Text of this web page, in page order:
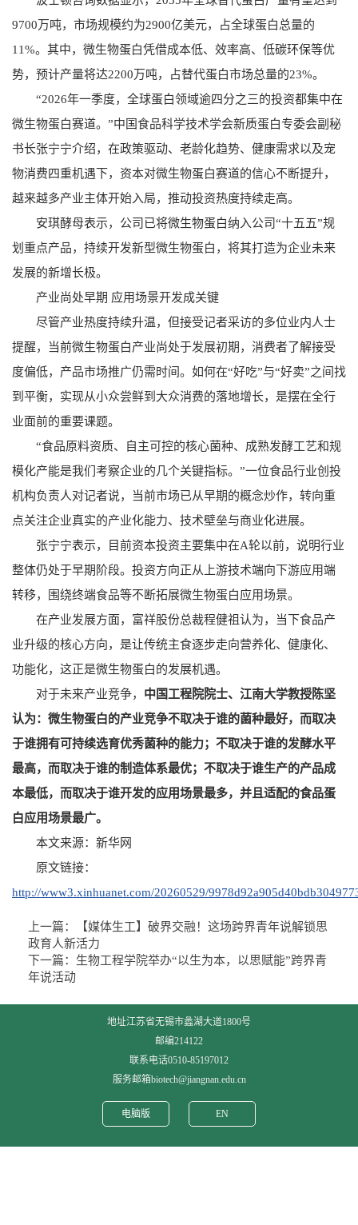
9700万吨，市场规模约为2900亿美元，占全球蛋白总量的
11%。其中，微生物蛋白凭借成本低、效率高、低碳环保等优
势，预计产量将达2200万吨，占替代蛋白市场总量的23%。
“2026年一季度，全球蛋白领域逾四分之三的投资都集中在
微生物蛋白赛道。”中国食品科学技术学会新质蛋白专委会副秘
书长张宁宁介绍，在政策驱动、老龄化趋势、健康需求以及宠
物消费四重机遇下，资本对微生物蛋白赛道的信心不断提升，
越来越多产业主体开始入局，推动投资热度持续走高。
安琪酵母表示，公司已将微生物蛋白纳入公司“十五五”规
划重点产品，持续开发新型微生物蛋白，将其打造为企业未来
发展的新增长极。
产业尚处早期 应用场景开发成关键
尽管产业热度持续升温，但接受记者采访的多位业内人士
提醒，当前微生物蛋白产业尚处于发展初期，消费者了解接受
度偏低，产品市场推广仍需时间。如何在“好吃”与“好卖”之间找
到平衡，实现从小众尝鲜到大众消费的落地增长，是摆在全行
业面前的重要课题。
“食品原料资质、自主可控的核心菌种、成熟发酵工艺和规
模化产能是我们考察企业的几个关键指标。”一位食品行业创投
机构负责人对记者说，当前市场已从早期的概念炒作，转向重
点关注企业真实的产业化能力、技术壁垒与商业化进展。
张宁宁表示，目前资本投资主要集中在A轮以前，说明行业
整体仍处于早期阶段。投资方向正从上游技术端向下游应用端
转移，围绕终端食品等不断拓展微生物蛋白应用场景。
在产业发展方面，富祥股份总裁程健祖认为，当下食品产
业升级的核心方向，是让传统主食逐步走向营养化、健康化、
功能化，这正是微生物蛋白的发展机遇。
对于未来产业竞争， 中国工程院院士、江南大学教授陈坚
认为：微生物蛋白的产业竞争不取决于谁的菌种最好，而取决
于谁拥有可持续选育优秀菌种的能力；不取决于谁的发酵水平
最高，而取决于谁的制造体系最优；不取决于谁生产的产品成
本最低，而取决于谁开发的应用场景最多，并且适配的食品蛋
白应用场景最广。
本文来源：新华网
原文链接：
http://www3.xinhuanet.com/20260529/
上一篇：
【媒体生工】破界交融！这场跨界青年说解锁思
政育人新活力
下一篇： 生物工程学院举办“以生为本，以思赋能”跨界青
年说活动
地址江苏省无锡市蠡湖大道1800号
邮编214122
联系电话0510-85197012
服务邮箱biotech@jiangnan.edu.cn
电脑版 EN